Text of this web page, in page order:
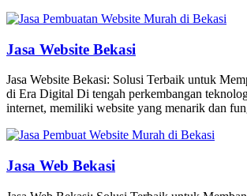
Jasa Website Bekasi
Jasa Website Bekasi: Solusi Terbaik untuk
di Era Digital Di tengah perkembangan
internet, memiliki website yang menarik dan
Jasa Web Bekasi